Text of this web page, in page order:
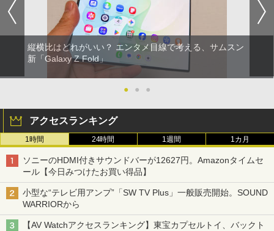
縦横比はどれがいい？ エンタメ目線で考える、サムスン
新「Galaxy Z Fold」
● ● ●
アクセスランキング
1時間 24時間 1週間 1カ月
ソニーのHDMI付きサウンドバーが12627円。Amazonタイムセ
ール【今日みつけたお買い得品】
小型な“テレビ用アンプ”「SW TV Plus」一般販売開始。SOUND
WARRIORから
【AV Watchアクセスランキング】東宝カプセルトイ、バックト